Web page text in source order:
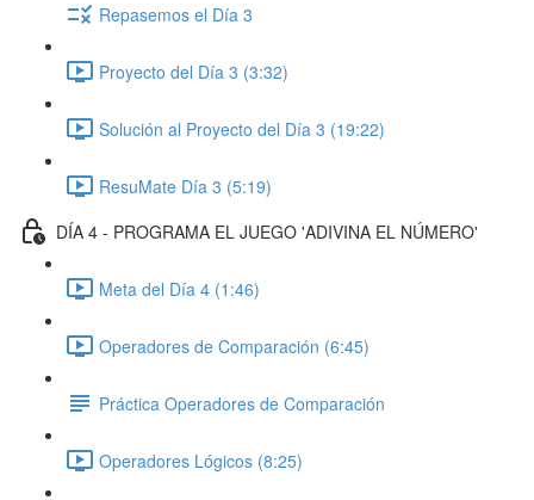
Repasemos el Día 3
Proyecto del Día 3 (3:32)
Solución al Proyecto del Día 3 (19:22)
ResuMate Día 3 (5:19)
DÍA 4 - PROGRAMA EL JUEGO 'ADIVINA EL NÚMERO'
Meta del Día 4 (1:46)
Operadores de Comparación (6:45)
Práctica Operadores de Comparación
Operadores Lógicos (8:25)